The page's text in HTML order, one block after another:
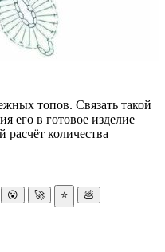
топов. Связать такой
его в готовое изделие
расчёт количества
😮 🚀 ⭐ 💩